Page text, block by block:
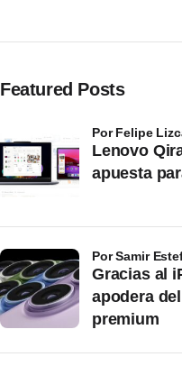
Featured Posts
Lenovo
apuesta
por Felipe
Gracias al
apodera
premium
por Samir